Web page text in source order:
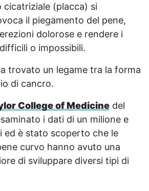
cicatriziale (placca) si
il piegamento del pene,
dolorose e rendere i
o impossibili.
trovato un legame tra la forma
di cancro.
College of Medicine del
i dati di un milione e
ed è stato scoperto che le
curvo hanno avuto una
di sviluppare diversi tipi di